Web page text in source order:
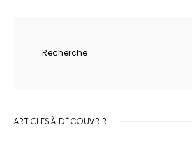
ARTICLES À DÉCOUVRIR